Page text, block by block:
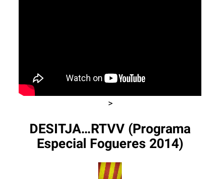
>
DESITJA…RTVV (Programa
Especial Fogueres 2014)